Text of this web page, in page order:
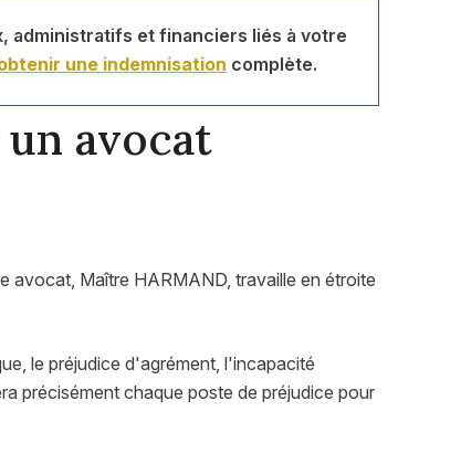
administratifs et financiers liés à votre
une indemnisation complète.
avocat
avocat, Maître HARMAND, travaille en étroite
le préjudice d'agrément, l'incapacité
précisément chaque poste de préjudice pour